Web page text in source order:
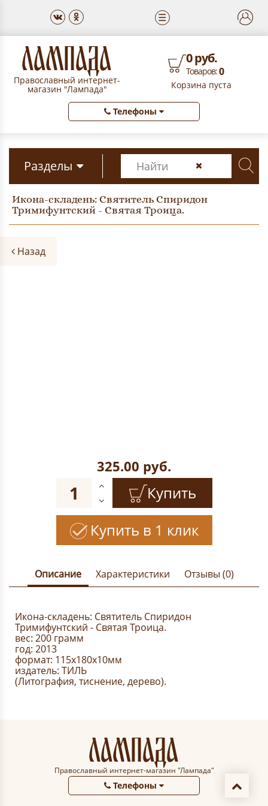
☰
Православный интернет-
магазин "Лампада"
0 руб.
Товаров:0
Корзина пуста
Телефоны
Разделы
Икона-складень: Святитель Спиридон
Тримифунтский - Святая Троица.
Назад
325.00 руб.
Купить
Купить в 1 клик
Описание Характеристики Отзывы (0)
Икона-складень: Святитель Спиридон
Тримифунтский - Святая Троица.
вес: 200 грамм
год: 2013
формат: 115x180x10мм
издатель: ТИЛЬ
(Литография, тиснение, дерево).
Православный интернет-магазин "Лампада"
Телефоны